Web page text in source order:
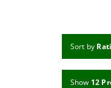
Sort by
Show 12